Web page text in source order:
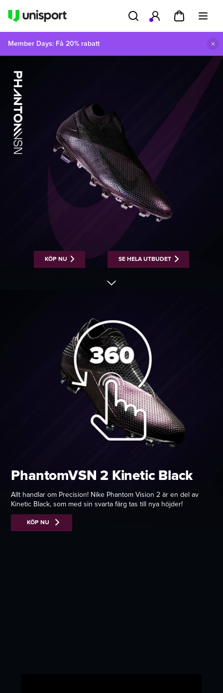
Member Days: Få 20% rabatt
KÖP NU SE HELA UTBUDET
PhantomVSN 2 Kinetic Black
Allt handlar om Precision! Nike Phantom Vision 2 är en del av
Kinetic Black, som med sin svarta färg tas till nya höjder!
KÖP NU